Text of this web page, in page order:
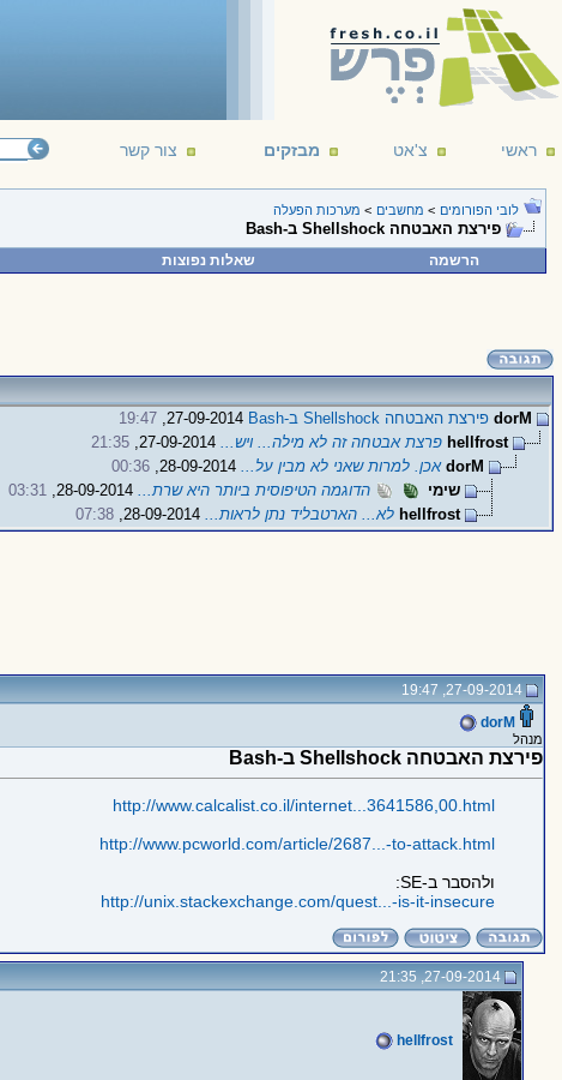
ראשי צ'אט מבזקים צור קשר
לובי הפורומים > מחשבים > מערכות הפעלה
פירצת האבטחה Shellshock ב-Bash
הרשמה שאלות נפוצות
dorM פירצת האבטחה Shellshock ב-Bash
19:47
hellfrost פרצת אבטחה זה לא מילה... ויש...27-09-2014,
21:35
dorM אכן. למרות שאני לא מבין על...28-09-2014,
00:36
שימי
הדוגמה הטיפוסית ביותר היא שרת...28-09-2014,
03:31
hellfrost לא... הארטבליד נתן לראות...28-09-2014,
07:38
27-09-2014, 19:47
dorM
מנהל
פירצת האבטחה Shellshock ב-Bash
http://www.calcalist.co.il/internet...3641586,00.html
http://www.pcworld.com/article/2687...-to-attack.html
ולהסבר ב-SE:
http://unix.stackexchange.com/quest...-is-it-insecure
27-09-2014, 21:35
hellfrost